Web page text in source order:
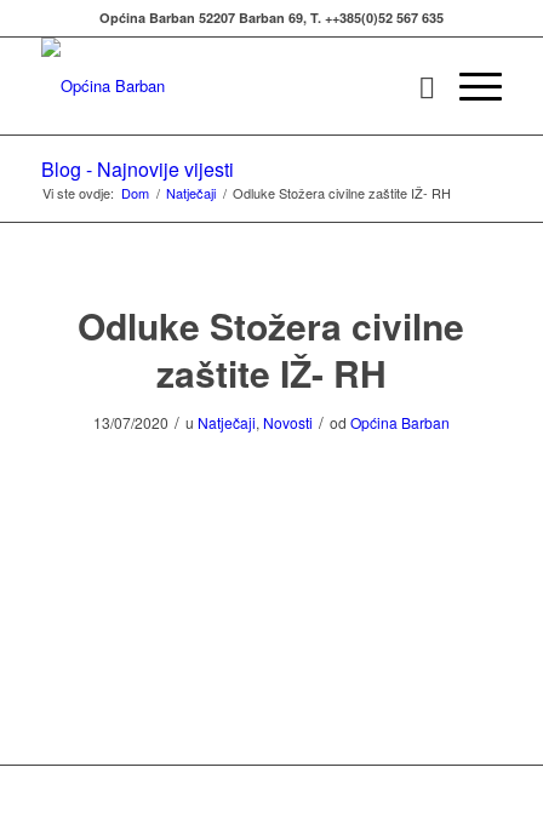
Općina Barban 52207 Barban 69, T. ++385(0)52 567 635
Blog - Najnovije vijesti
Vi ste ovdje: Dom / Natječaji / Odluke Stožera civilne zaštite IŽ- RH
Odluke Stožera civilne
zaštite IŽ- RH
13/07/2020 / u Natječaji, Novosti / od Općina Barban